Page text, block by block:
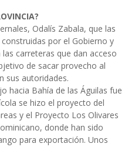
Odalís Zabala, que las
por el Gobierno y
carreteras que dan acceso
de sacar provecho al
sus autoridades.
hacia Bahía de las Águilas fue
se hizo el proyecto del
y el Proyecto Los Olivares
donde han sido
para exportación. Unos